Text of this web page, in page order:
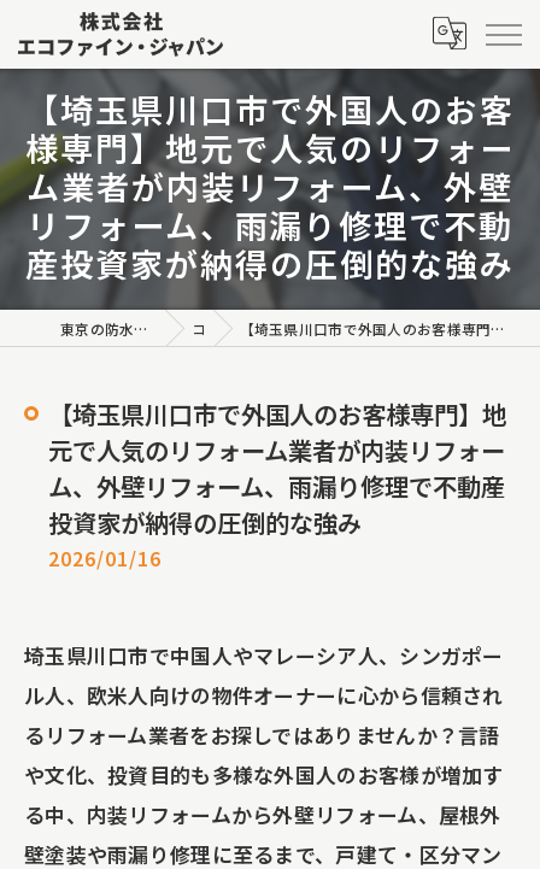
【埼玉県川口市で外国人のお客
様専門】地元で人気のリフォー
ム業者が内装リフォーム、外壁
リフォーム、雨漏り修理で不動
産投資家が納得の圧倒的な強み
東京の防水工事なら株式会社エコファイン・ジャパン コラム 【埼玉県川口市で外国人のお客様専門】地元で人気のリフォーム業者が内装リフォーム、外壁リフォーム、雨漏り修理で不動産投資家が納得の圧倒的な強み
【埼玉県川口市で外国人のお客様専門】地
元で人気のリフォーム業者が内装リフォー
ム、外壁リフォーム、雨漏り修理で不動産
投資家が納得の圧倒的な強み
2026/01/16
埼玉県川口市で中国人やマレーシア人、シンガポー
ル人、欧米人向けの物件オーナーに心から信頼され
るリフォーム業者をお探しではありませんか？言語
や文化、投資目的も多様な外国人のお客様が増加す
る中、内装リフォームから外壁リフォーム、屋根外
壁塗装や雨漏り修理に至るまで、戸建て・区分マン